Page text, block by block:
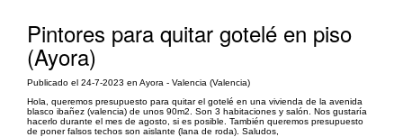
Pintores para quitar gotelé en piso
(Ayora)
Publicado el 24-7-2023 en Ayora - Valencia (Valencia)
Hola, queremos presupuesto para quitar el gotelé en una vivienda de la avenida
blasco ibañez (valencia) de unos 90m2. Son 3 habitaciones y salón. Nos gustaría
hacerlo durante el mes de agosto, si es posible. También queremos presupuesto
de poner falsos techos son aislante (lana de roda). Saludos,